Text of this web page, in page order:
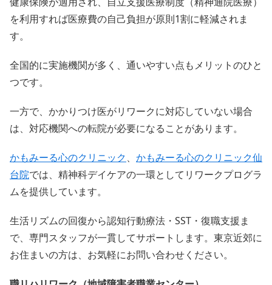
を利用すれば医療費の自己負担が原則1割に軽減されま
す。
全国的に実施機関が多く、通いやすい点もメリットのひと
つです。
一方で、かかりつけ医がリワークに対応していない場合
は、対応機関への転院が必要になることがあります。
かもみーる心のクリニック、 かもみーる心のクリニック仙
台院では、精神科デイケアの一環としてリワークプログラ
ムを提供しています。
生活リズムの回復から認知行動療法・SST・復職支援ま
で、専門スタッフが一貫してサポートします。東京近郊に
お住まいの方は、お気軽にお問い合わせください。